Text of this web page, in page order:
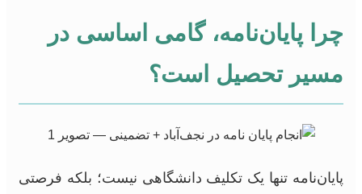
چرا پایان‌نامه، گامی اساسی در
مسیر تحصیل است؟
پایان‌نامه تنها یک تکلیف دانشگاهی نیست؛ بلکه فرصتی